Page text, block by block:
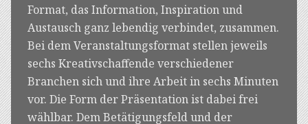
Format, das Information, Inspiration und
Austausch ganz lebendig verbindet, zusammen.
Bei dem Veranstaltungsformat stellen jeweils
sechs Kreativschaffende verschiedener
Branchen sich und ihre Arbeit in sechs Minuten
vor. Die Form der Präsentation ist dabei frei
wählbar. Dem Betätigungsfeld und der